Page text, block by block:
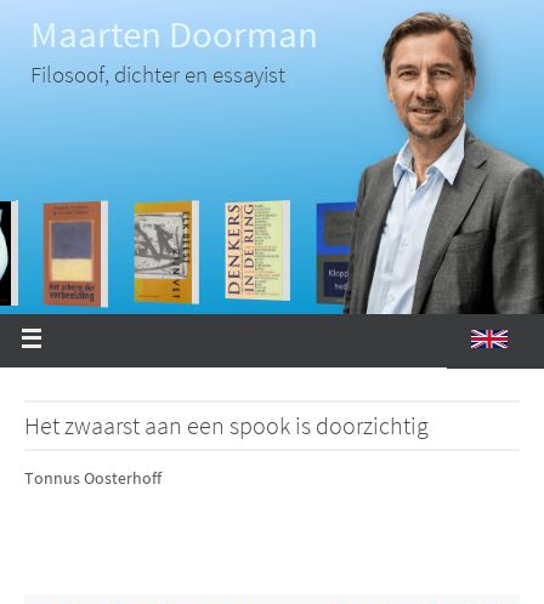
inhoud
Maarten Doorman
Filosoof, dichter en essayist
Het zwaarst aan een spook is doorzichtig
Tonnus Oosterhoff